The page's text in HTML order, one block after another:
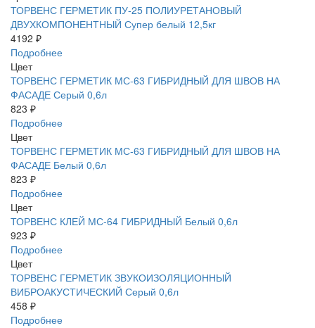
ТОРВЕНС ГЕРМЕТИК ПУ-25 ПОЛИУРЕТАНОВЫЙ
ДВУХКОМПОНЕНТНЫЙ Супер белый 12,5кг
4192 ₽
Подробнее
Цвет
ТОРВЕНС ГЕРМЕТИК МС-63 ГИБРИДНЫЙ ДЛЯ ШВОВ НА
ФАСАДЕ Серый 0,6л
823 ₽
Подробнее
Цвет
ТОРВЕНС ГЕРМЕТИК МС-63 ГИБРИДНЫЙ ДЛЯ ШВОВ НА
ФАСАДЕ Белый 0,6л
823 ₽
Подробнее
Цвет
ТОРВЕНС КЛЕЙ МС-64 ГИБРИДНЫЙ Белый 0,6л
923 ₽
Подробнее
Цвет
ТОРВЕНС ГЕРМЕТИК ЗВУКОИЗОЛЯЦИОННЫЙ
ВИБРОАКУСТИЧЕСКИЙ Серый 0,6л
458 ₽
Подробнее